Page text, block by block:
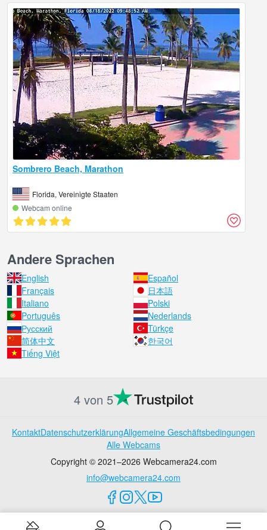
Sombrero Beach, Marathon
Florida, Vereinigte Staaten
Webcam online
Andere Sprachen
English
Español
Français
日本語
Italiano
Polski
Português
Nederlands
Русский
Türkçe
简体中文
한국어
Tiếng Việt
4 von 5
KontaktDatenschutzerklärungAllgemeine Geschäftsbedingungen
Alle Webcams
Copyright © 2021–2026 Webcamera24.com
info@webcamera24.com